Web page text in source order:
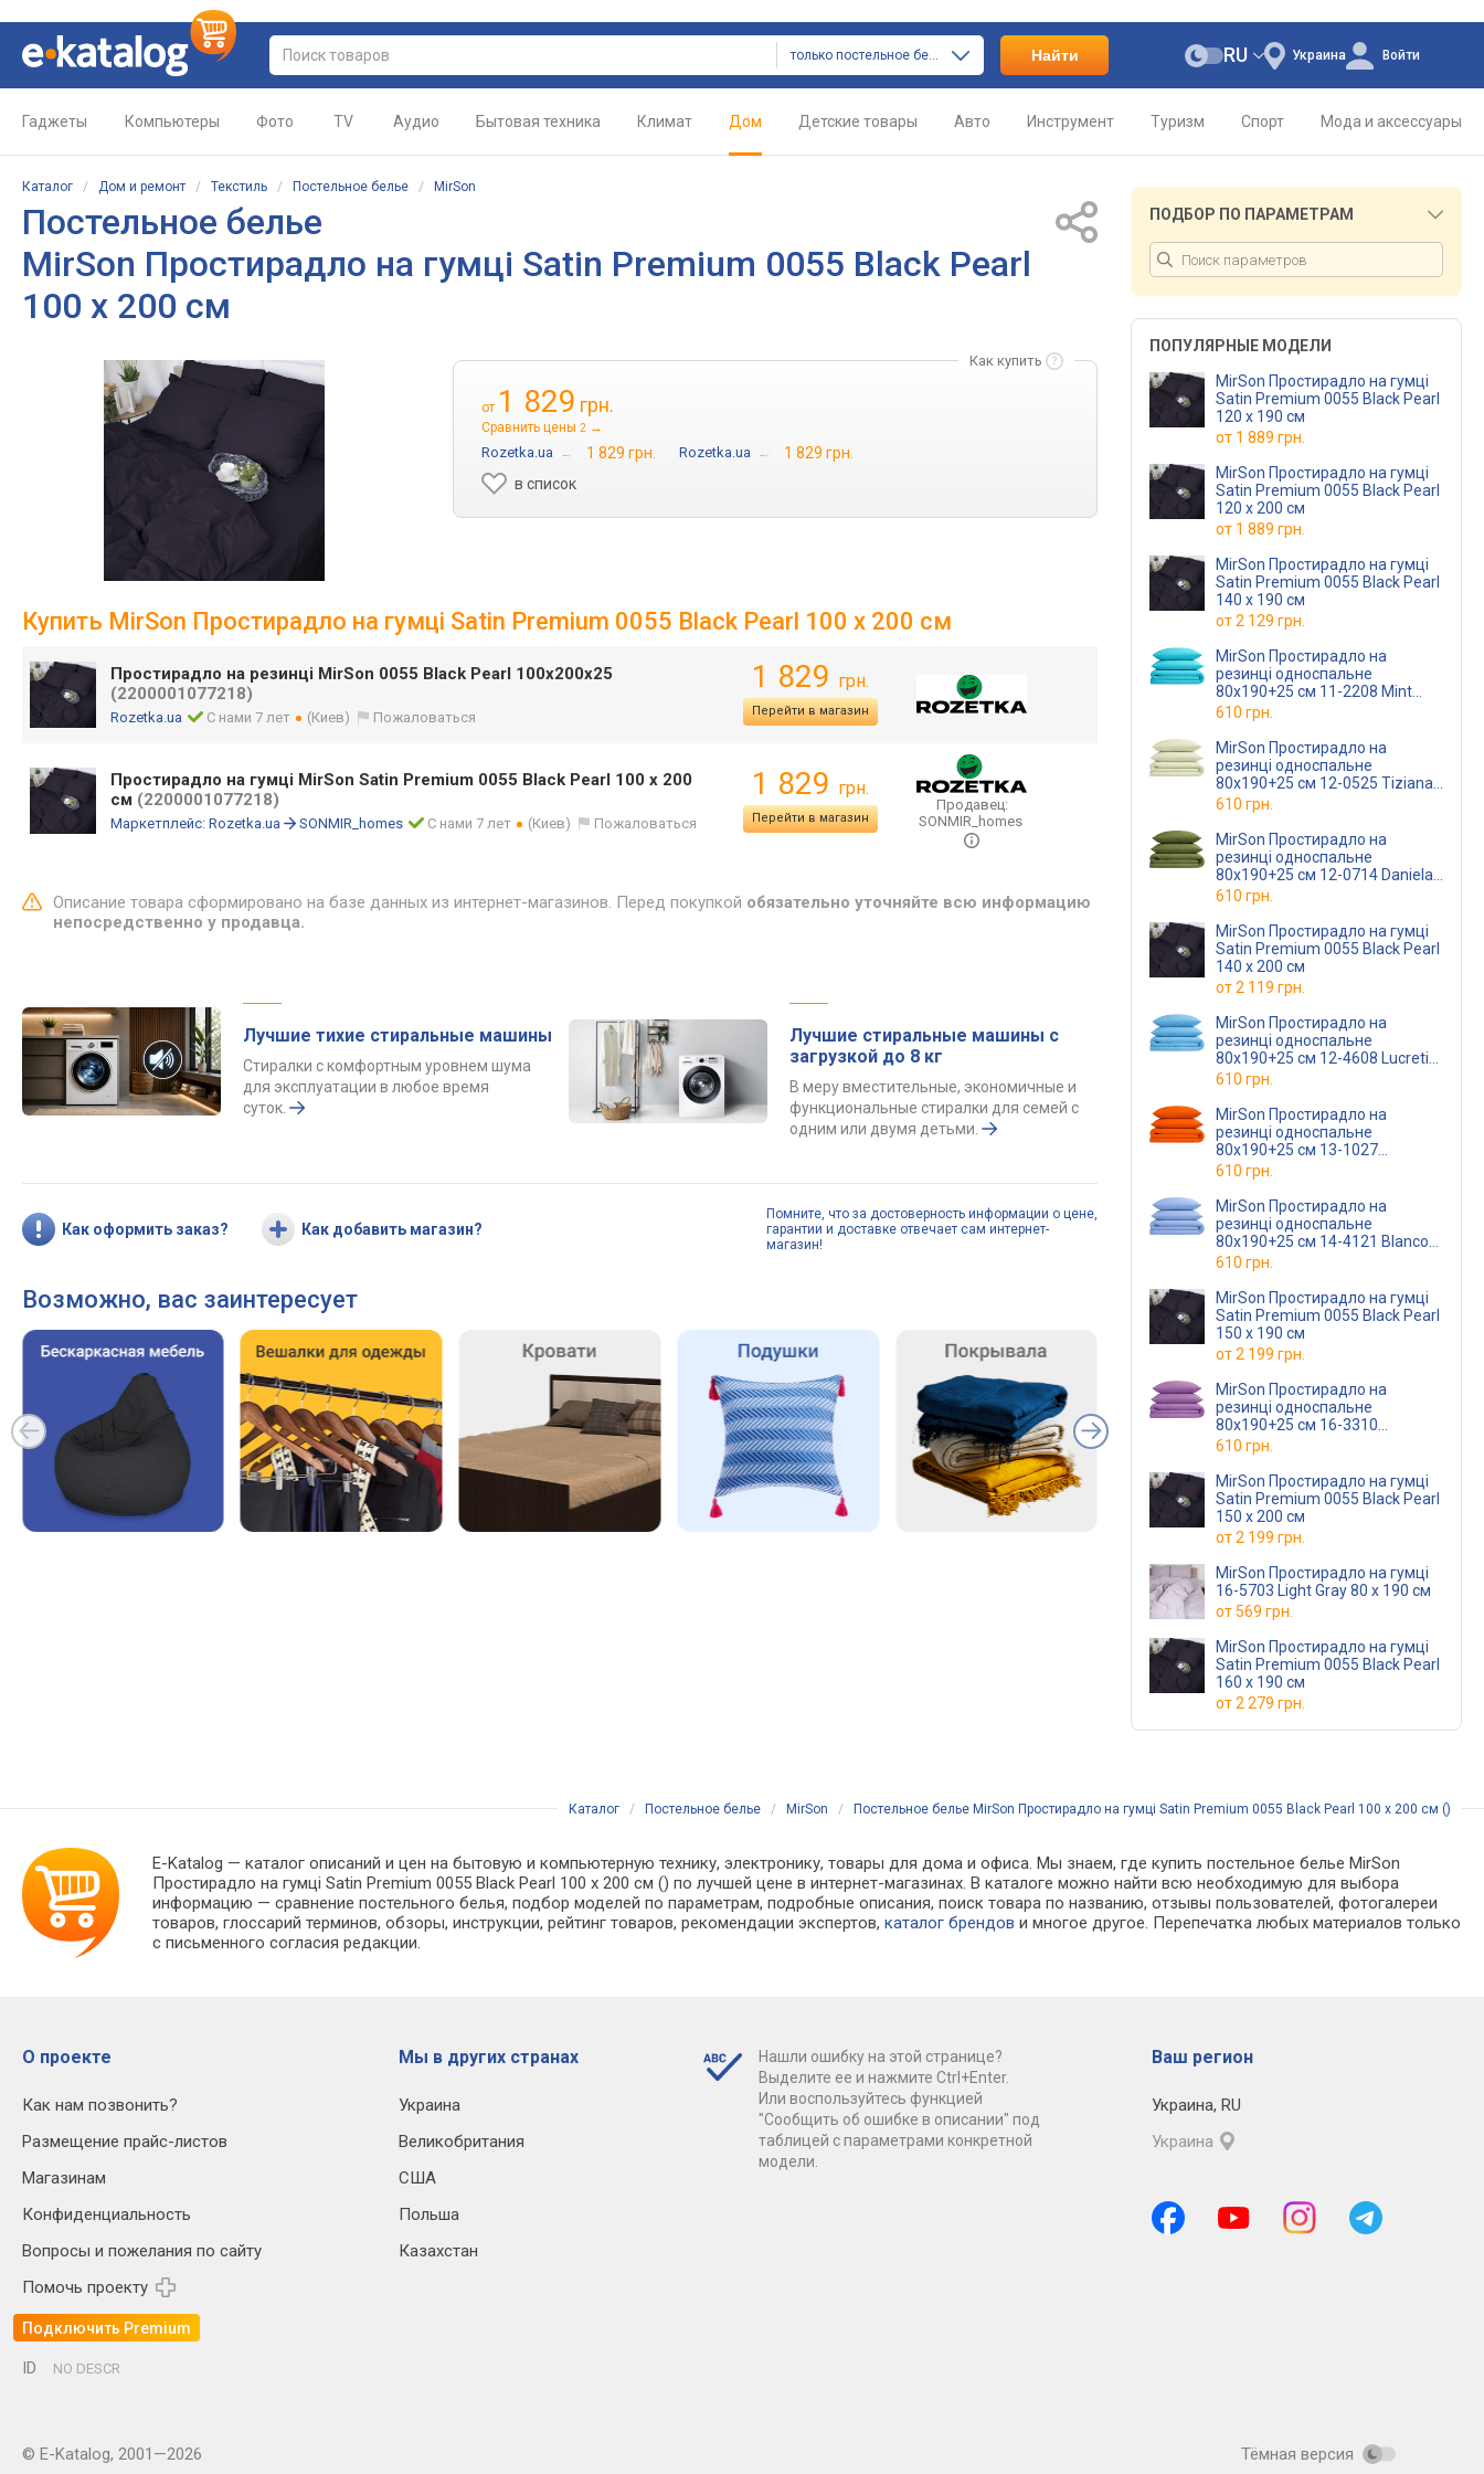
только постельное белье Найти Украина
RU Войти
Гаджеты Компьютеры Фото TV Аудио Бытовая техника Климат Дом Детские товары Авто Инструмент Туризм Спорт Мода и аксессуары
Каталог / Дом и ремонт / Текстиль / Постельное белье / MirSon
Постельное белье
MirSon Простирадло на гумці Satin Premium 0055 Black Pearl
100 х 200 см
Как купить
от 1 829 грн.
Сравнить цены 2 →
Rozetka.ua → 1 829 грн. Rozetka.ua →
1 829 грн.
в список
Купить MirSon Простирадло на гумці Satin Premium 0055 Black Pearl 100 х 200 см
Простирадло на резинці MirSon 0055 Black Pearl 100х200х25
(2200001077218)
Rozetka.ua С нами 7 лет (Киев) Пожаловаться
1 829 грн.
Перейти в магазин
Простирадло на гумці MirSon Satin Premium 0055 Black Pearl 100 х 200
см (2200001077218)
Маркетплейс: Rozetka.ua SONMIR_homes С нами 7 лет (Киев) Пожаловаться
1 829 грн.
Перейти в магазин
Продавец:
SONMIR_homes
Описание товара сформировано на базе данных из интернет-магазинов. Перед покупкой обязательно уточняйте всю информацию
непосредственно у продавца.
Лучшие тихие стиральные машины
Стиралки с комфортным уровнем шума
для эксплуатации в любое время
суток.
Лучшие стиральные машины с
загрузкой до 8 кг
В меру вместительные, экономичные и
функциональные стиралки для семей с
одним или двумя детьми.
Как оформить заказ? Как добавить магазин?
Помните, что за достоверность информации о цене,
гарантии и доставке отвечает сам интернет-
магазин!
Возможно, вас заинтересует
ПОДБОР ПО ПАРАМЕТРАМ
ПОПУЛЯРНЫЕ МОДЕЛИ
MirSon Простирадло на гумці
Satin Premium 0055 Black Pearl
120 х 190 см
от 1 889 грн.
MirSon Простирадло на гумці
Satin Premium 0055 Black Pearl
120 х 200 см
от 1 889 грн.
MirSon Простирадло на гумці
Satin Premium 0055 Black Pearl
140 х 190 см
от2 129 грн.
MirSon Простирадло на
резинці односпальне
80x190+25 см 11-2208 Mint
Бязь Premium
610 грн.
MirSon Простирадло на
резинці односпальне
80x190+25 см 12-0525 Tiziana
Бязь Premium
610 грн.
MirSon Простирадло на
резинці односпальне
80x190+25 см 12-0714 Daniela
Бязь Premium
610 грн.
MirSon Простирадло на гумці
Satin Premium 0055 Black Pearl
140 х 200 см
от2 119 грн.
MirSon Простирадло на
резинці односпальне
80x190+25 см 12-4608 Lucretia
Бязь Premium
610 грн.
MirSon Простирадло на
резинці односпальне
80x190+25 см 13-1027
Colombo Бязь Premium
610 грн.
MirSon Простирадло на
резинці односпальне
80x190+25 см 14-4121 Blanco
Бязь Premium
610 грн.
MirSon Простирадло на гумці
Satin Premium 0055 Black Pearl
150 х 190 см
от2 199 грн.
MirSon Простирадло на
резинці односпальне
80x190+25 см 16-3310
Bernarda Бязь Premium
610 грн.
MirSon Простирадло на гумці
Satin Premium 0055 Black Pearl
150 х 200 см
от2 199 грн.
MirSon Простирадло на гумці
16-5703 Light Gray 80 х 190 см
от569 грн.
MirSon Простирадло на гумці
Satin Premium 0055 Black Pearl
160 х 190 см
от2 279 грн.
Каталог / Постельное белье / MirSon / Постельное белье MirSon Простирадло на гумці Satin Premium 0055 Black Pearl 100 х 200 см ()
E-Katalog — каталог описаний и цен на бытовую и компьютерную технику, электронику, товары для дома и офиса. Мы знаем, где купить постельное белье MirSon
Простирадло на гумці Satin Premium 0055 Black Pearl 100 х 200 см () по лучшей цене в интернет-магазинах. В каталоге можно найти всю необходимую для выбора
информацию — сравнение постельного белья, подбор моделей по параметрам, подробные описания, поиск товара по названию, отзывы пользователей, фотогалереи
товаров, глоссарий терминов, обзоры, инструкции, рейтинг товаров, рекомендации экспертов,каталог брендов и многое другое. Перепечатка любых материалов только
с письменного согласия редакции.
О проекте
Как нам позвонить?
Размещение прайс-листов
Магазинам
Конфиденциальность
Вопросы и пожелания по сайту
Помочь проекту
Подключить Premium
Мы в других странах
Украина
Великобритания
США
Польша
Казахстан
Нашли ошибку на этой странице?
Выделите ее и нажмите Ctrl+Enter.
Или воспользуйтесь функцией
"Сообщить об ошибке в описании" под
таблицей с параметрами конкретной
модели.
Ваш регион
Украина, RU
Украина
ID NO DESCR
© E-Katalog, 2001—2026 Тёмная версия